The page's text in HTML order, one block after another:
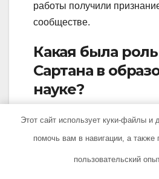
работы получили
сообществе.
Какая была
Сартана в
науке?
Марк Сартан внес большой
образования и науки в
Этот сайт использует куки-файлы и
помочь вам в навигации, а также
пользовательский